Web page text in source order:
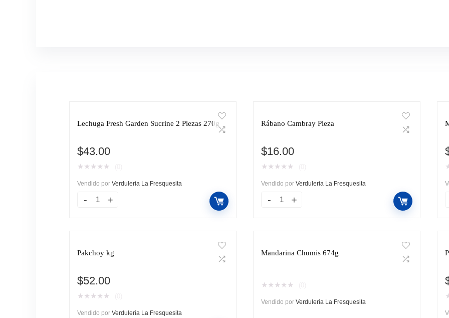
Lechuga Fresh Garden Sucrine 2 Piezas 270g
$43.00
★ ★ ★ ★ ★
Vendido por Verduleria La Fresquesita
Rábano Cambray Pieza
$16.00
★ ★ ★ ★ ★
Vendido por Verduleria La Fresquesita
Pakchoy kg
$52.00
★ ★ ★ ★ ★
Vendido por Verduleria La Fresquesita
Mandarina Chumis 674g
★ ★ ★ ★ ★
Vendido por Verduleria La Fresquesita